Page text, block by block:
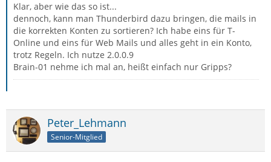
Klar, aber wie das so ist...
dennoch, kann man Thunderbird dazu bringen, die mails in
die korrekten Konten zu sortieren? Ich habe eins für T-
Online und eins für Web Mails und alles geht in ein Konto,
trotz Regeln. Ich nutze 2.0.0.9
Brain-01 nehme ich mal an, heißt einfach nur Gripps?
Peter_Lehmann
Senior-Mitglied